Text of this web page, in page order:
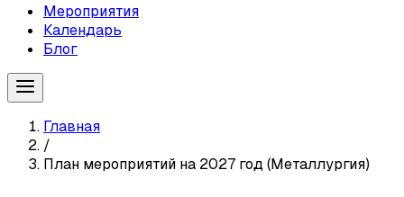
Мероприятия
Календарь
Блог
Главная
/
План мероприятий на 2027 год (Металлургия)